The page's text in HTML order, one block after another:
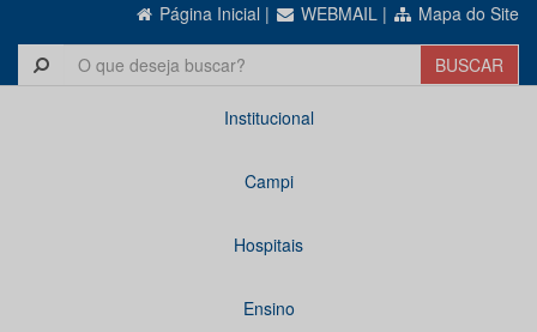
Página Inicial | WEBMAIL | Mapa do Site
Institucional
Campi
Hospitais
Ensino